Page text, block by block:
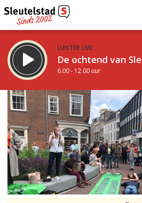
LUISTER LIVE:
De ochtend van
6.00 - 12.00 uur
STRAKS:
De middag van Sleutelstad
12.00 - 19.00 uur
Vorig uur
uur 1 van 0
Inklappen